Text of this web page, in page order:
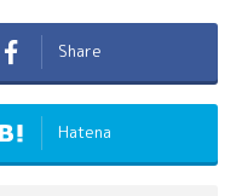
Share
Hatena